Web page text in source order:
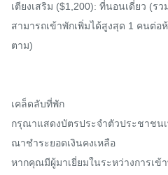
เตียงเสริม ($1,200): ที่นอนเดี่ยว (ร
สามารถเข้าพักเพิ่มได้สูงสุด 1 คนต่อ
ตาม)
เคล็ดลับที่พัก
กรุณาแสดงบัตรประจำตัวประชาชน
ณาชำระยอดเงินคงเหลือ
หากคุณมีผู้มาเยี่ยมในระหว่างการเ